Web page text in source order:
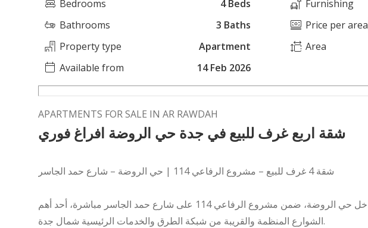
Bedrooms
4 Beds
Bathrooms
3 Baths
Property type
Apartment
Available from
14 Feb 2026
Furnishing
Price per area
Area
APARTMENTS FOR SALE IN AR RAWDAH
شقة اربع غرف للبيع في جدة حي الروضة افراغ فوري
شقة 4 غرف للبيع – مشروع الرفاعي 114 | حي الروضة – شارع حمد الجاسر
فرصة تمليك في موقع حيوي داخل حي الروضة، ضمن مشروع الرفاعي 114 على شارع حمد الجاسر مباشرة، أحد أهم
الشوارع المنظمة والقريبة من شبكة الطرق والخدمات الرئيسية شمال جدة.